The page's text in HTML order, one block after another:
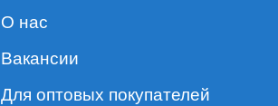
О нас
Вакансии
Для оптовых покупателей